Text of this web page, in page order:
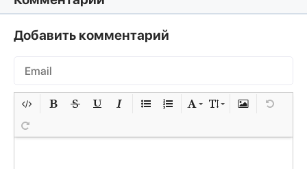
Добавить комментарий